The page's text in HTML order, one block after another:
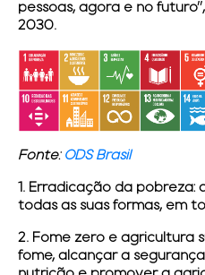
pessoas, agora e no
2030.
Fonte: ODS Brasil
1. Erradicação da pobreza:
todas as suas formas, em
2. Fome zero e agricultura
fome, alcançar a